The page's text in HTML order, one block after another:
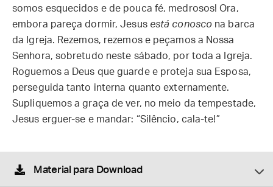
somos esquecidos e de pouca fé, medrosos! Ora,
embora pareça dormir, Jesus está conosco na barca
da Igreja. Rezemos, rezemos e peçamos a Nossa
Senhora, sobretudo neste sábado, por toda a Igreja.
Roguemos a Deus que guarde e proteja sua Esposa,
perseguida tanto interna quanto externamente.
Supliquemos a graça de ver, no meio da tempestade,
Jesus erguer-se e mandar: “Silêncio, cala-te!”
Material para Download